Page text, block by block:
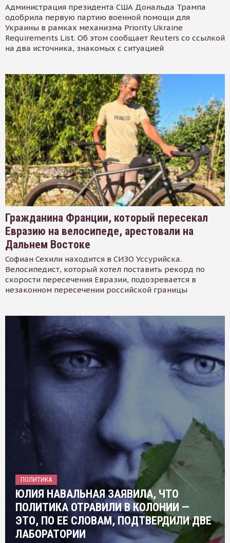
Администрация президента США Дональда Трампа
одобрила первую партию военной помощи для
Украины в рамках механизма Priority Ukraine
Requirements List. Об этом сообщает Reuters со ссылкой
на два источника, знакомых с ситуацией
Гражданина Франции, который пересекал
Евразию на велосипеде, арестовали на
Дальнем Востоке
Софиан Сехили находится в СИЗО Уссурийска.
Велосипедист, который хотел поставить рекорд по
скорости пересечения Евразии, подозревается в
незаконном пересечении российской границы
ПОЛИТИКА
ЮЛИЯ НАВАЛЬНАЯ ЗАЯВИЛА, ЧТО
ПОЛИТИКА ОТРАВИЛИ В КОЛОНИИ —
ЭТО, ПО ЕЕ СЛОВАМ, ПОДТВЕРДИЛИ ДВЕ
ЛАБОРАТОРИИ